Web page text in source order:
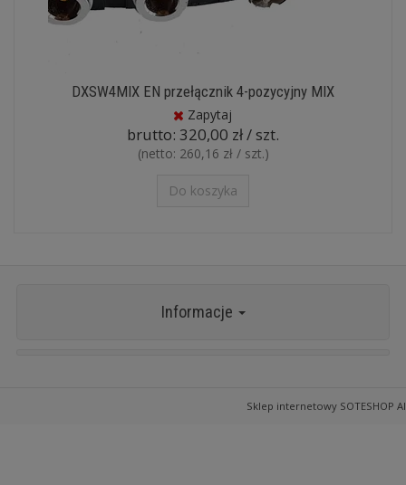
DXSW4MIX EN przełącznik 4-pozycyjny MIX
Zapytaj
brutto: 320,00 zł / szt.
(netto: 260,16 zł / szt.)
Do koszyka
Informacje
Sklep internetowy SOTESHOP AI